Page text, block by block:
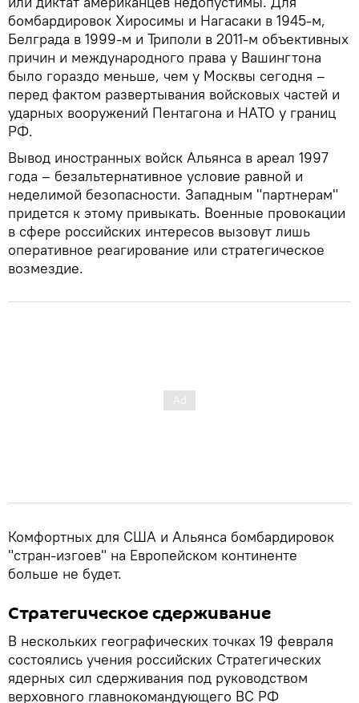
бомбардировок Хиросимы и Нагасаки в 1945-м,
Белграда в 1999-м и Триполи в 2011-м объективных
причин и международного права у Вашингтона
было гораздо меньше, чем у Москвы сегодня –
перед фактом развертывания войсковых частей и
ударных вооружений Пентагона и НАТО у границ
РФ.
Вывод иностранных войск Альянса в ареал 1997
года – безальтернативное условие равной и
неделимой безопасности. Западным "партнерам"
придется к этому привыкать. Военные провокации
в сфере российских интересов вызовут лишь
оперативное реагирование или стратегическое
возмездие.
Комфортных для США и Альянса бомбардировок
"стран-изгоев" на Европейском континенте
больше не будет.
Стратегическое сдерживание
В нескольких географических точках 19 февраля
состоялись учения российских Стратегических
ядерных сил сдерживания под руководством
верховного главнокомандующего ВС РФ